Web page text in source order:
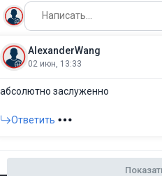
AlexanderWang
02 июн, 13:33
абсолютно заслуженно
Ответить